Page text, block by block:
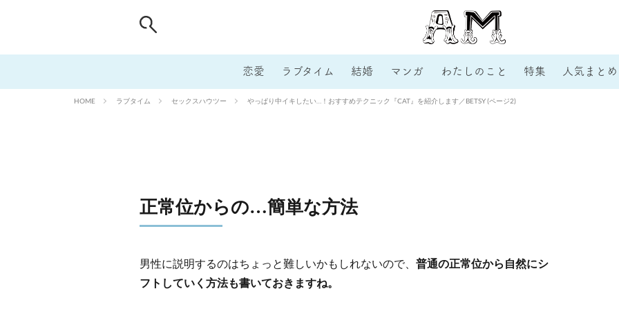
恋愛 ラブタイム 結婚 マンガ わたしのこと 特集 人気まとめ
HOME ラブタイム セックスハウツー やっぱり中イキしたい…！おすすめテクニック『CAT』を紹介します／BETSY (ページ2)
正常位からの…簡単な方法
男性に説明するのはちょっと難しいかもしれないので、 普通の正常位から自然にシ
フトしていく方法も書いておきますね。